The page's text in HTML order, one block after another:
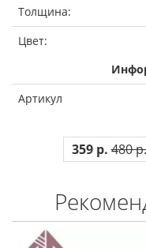
Толщина:
Цвет:
Артикул
359 р. 480 р.